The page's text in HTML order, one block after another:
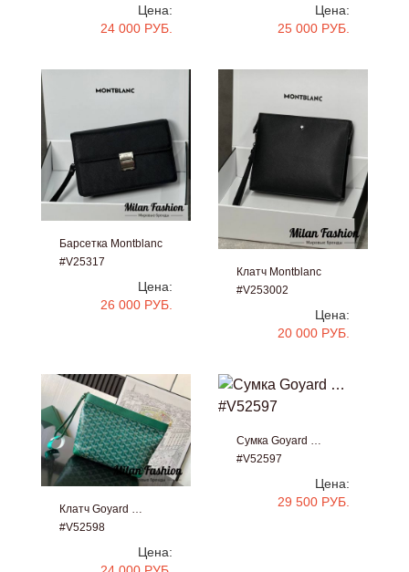
Цена:
24 000 РУБ.
Цена:
25 000 РУБ.
Барсетка Montblanc
#V25317
Цена:
26 000 РУБ.
Клатч Montblanc
#V253002
Цена:
20 000 РУБ.
Клатч Goyard …
#V52598
Цена:
Сумка Goyard …
#V52597
Цена:
29 500 РУБ.